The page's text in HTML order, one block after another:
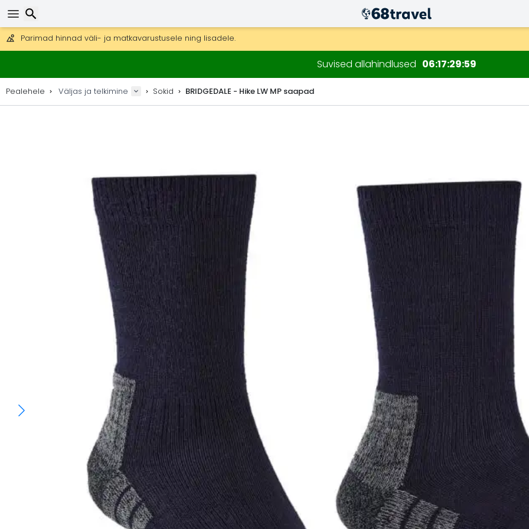
Tasuta kohaletoimetamine tellimustele üle 99 €.
Saab saata ka DHL Expressi kaudu (kohaletoimetamine 24 tunni jooksul)
30 päeva tagastamiseks, 90 päeva puidust kaartide ja dekoratsioonide jaoks.
Parimad hinnad väli- ja matkavarustusele ning lisadele.
Suvised allahindlused 06 17 29 58
Pealehele Väljas ja telkimine Sokid BRIDGEDALE - Hike LW MP saapad